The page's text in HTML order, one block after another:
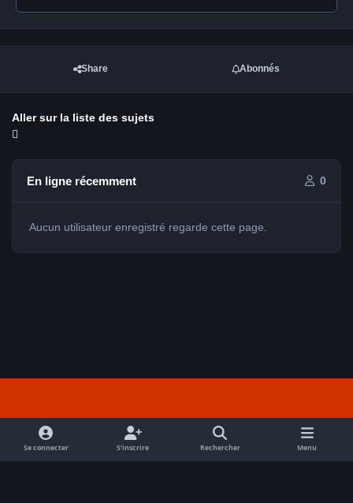
Share Abonnés
Aller sur la liste des sujets
En ligne récemment 0
Aucun utilisateur enregistré regarde cette page.
f
a
c
Se connecter S’inscrire Rechercher Menu